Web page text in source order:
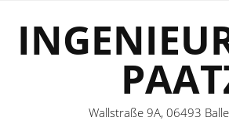
Wallstraße 9A, 06493